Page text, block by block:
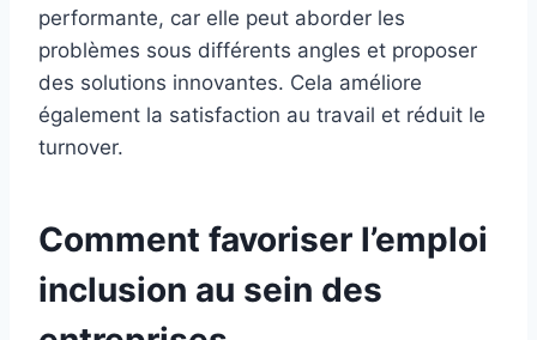
performante, car elle peut aborder les
problèmes sous différents angles et proposer
des solutions innovantes. Cela améliore
également la satisfaction au travail et réduit le
turnover.
Comment favoriser l’emploi
inclusion au sein des